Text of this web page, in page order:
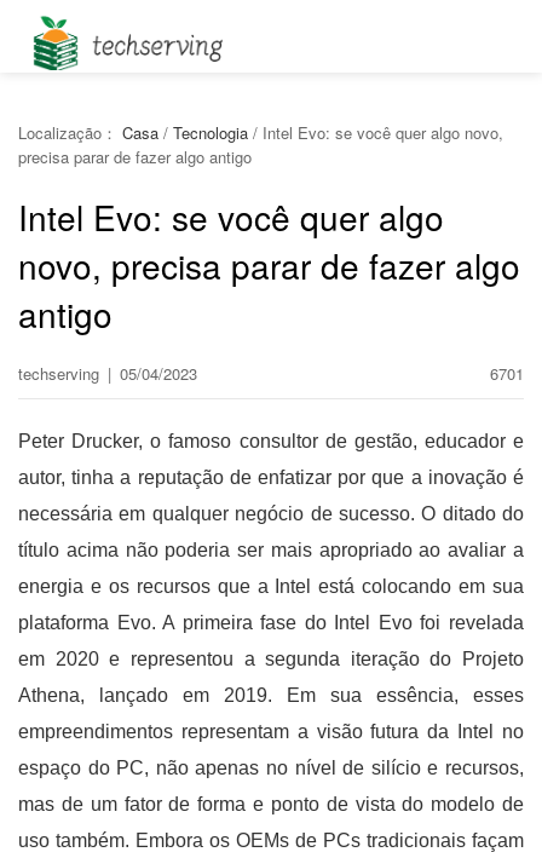
Localização： Casa / Tecnologia / Intel Evo: se você quer algo novo,
precisa parar de fazer algo antigo
Intel Evo: se você quer algo
novo, precisa parar de fazer algo
antigo
techserving | 05/04/2023 6701
Peter Drucker, o famoso consultor de gestão, educador e
autor, tinha a reputação de enfatizar por que a inovação é
necessária em qualquer negócio de sucesso. O ditado do
título acima não poderia ser mais apropriado ao avaliar a
energia e os recursos que a Intel está colocando em sua
plataforma Evo. A primeira fase do Intel Evo foi revelada
em 2020 e representou a segunda iteração do Projeto
Athena, lançado em 2019. Em sua essência, esses
empreendimentos representam a visão futura da Intel no
espaço do PC, não apenas no nível de silício e recursos,
mas de um fator de forma e ponto de vista do modelo de
uso também. Embora os OEMs de PCs tradicionais façam